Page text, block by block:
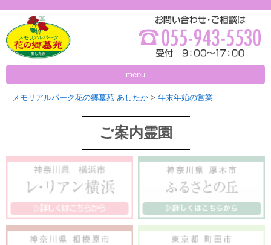
menu
メモリアルパーク花の郷墓苑 あしたか > 年末年始の営業
ご案内霊園